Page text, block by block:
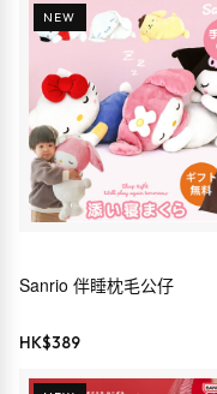
NEW
Sanrio 伴睡枕毛公仔
HK$389